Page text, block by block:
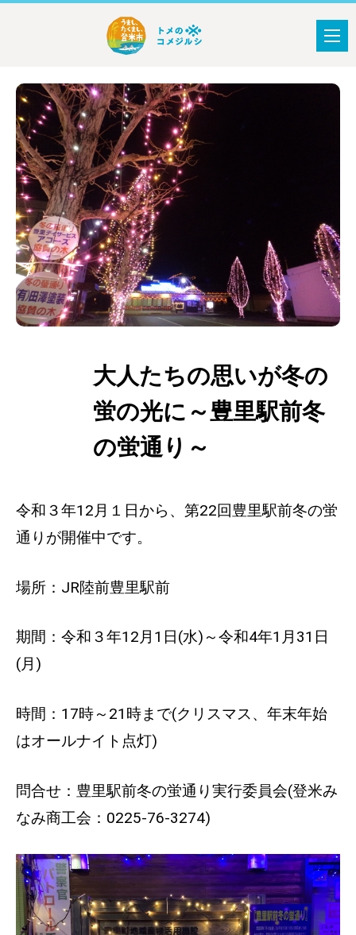
大人たちの思いが冬の
蛍の光に～豊里駅前冬
の蛍通り～
令和３年12月１日から、第22回豊里駅前冬の蛍
通りが開催中です。
場所：JR陸前豊里駅前
期間：令和３年12月1日(水)～令和4年1月31日
(月)
時間：17時～21時まで(クリスマス、年末年始
はオールナイト点灯)
問合せ：豊里駅前冬の蛍通り実行委員会(登米み
なみ商工会：0225-76-3274)